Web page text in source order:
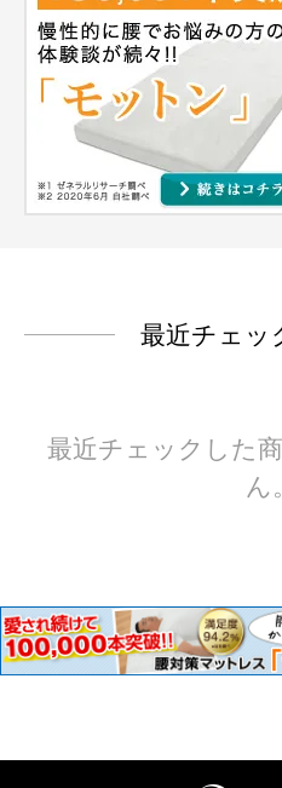
最近チェッ
最近チェックした
ん。